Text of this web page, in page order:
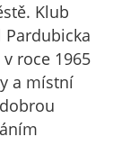
Klub
Pardubicka
roce 1965
a místní